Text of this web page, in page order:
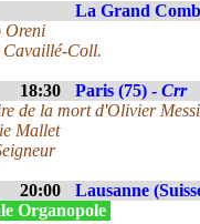
La Grand
Oreni
Cavaillé-Coll.
18:30 Paris (75) - Crr
de la mort d'Olivier
Mallet
20:00 Lausanne
Organopole